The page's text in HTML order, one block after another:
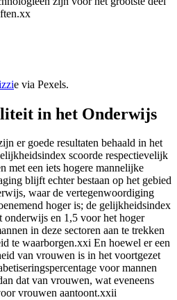
e via Pexels.
in het Onderwijs
er goede resultaten behaald in het
scoorde respectievelijk
met een iets hogere mannelijke
blijft echter bestaan op het gebied
waar de vertegenwoordiging
hoger is; de gelijkheidsindex
onderwijs en 1,5 voor het hoger
in deze sectoren aan te trekken
te waarborgen.xxi En hoewel er een
van vrouwen is in het voortgezet
voor mannen
dat van vrouwen, wat eveneens
vrouwen aantoont.xxii